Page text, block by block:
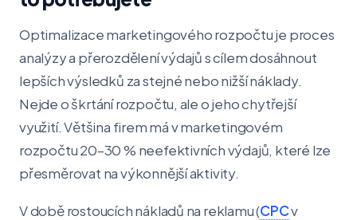
Optimalizace marketingového rozpočtu je proces
analýzy a přerozdělení výdajů s cílem dosáhnout
lepších výsledků za stejné nebo nižší náklady.
Nejde o škrtání rozpočtu, ale o jeho chytřejší
využití. Většina firem má v marketingovém
rozpočtu 20–30 % neefektivních výdajů, které lze
přesměrovat na výkonnější aktivity.
V době rostoucích nákladů na reklamu (CPCv